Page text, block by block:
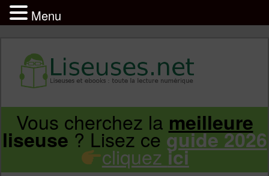
Infos sur les liseuses Kindle, Kobo,
Vivlio, Pocketbook
Aller
Aller
Vous cherchez la meilleure
liseuse? Lisez ceguide 2026
cliquez ici
Menu